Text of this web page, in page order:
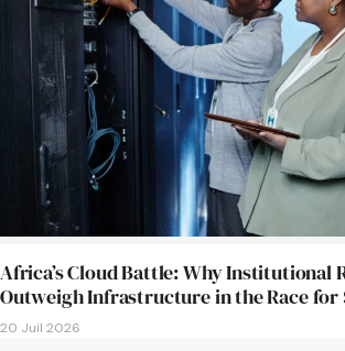
Africa’s Cloud Battle: Why Institutional
Outweigh Infrastructure in the Race for
20 Juil 2026